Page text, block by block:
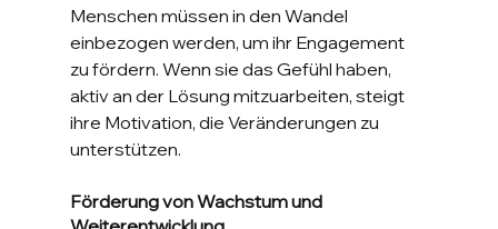
Menschen müssen in den Wandel
einbezogen werden, um ihr Engagement
zu fördern. Wenn sie das Gefühl haben,
aktiv an der Lösung mitzuarbeiten, steigt
ihre Motivation, die Veränderungen zu
unterstützen.
Förderung von Wachstum und